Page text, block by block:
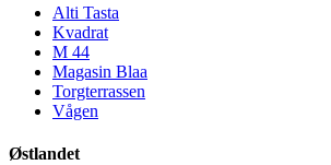
Alti Tasta
Kvadrat
M 44
Magasin Blaa
Torgterrassen
Vågen
Østlandet